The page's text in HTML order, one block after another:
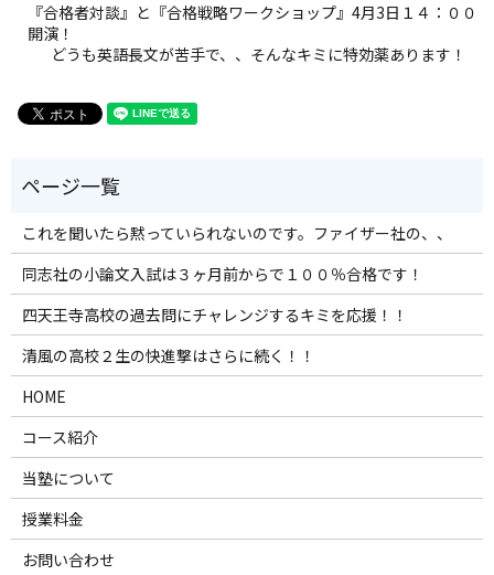
『合格者対談』と『合格戦略ワークショップ』4月3日１４：００
開演！
どうも英語長文が苦手で、、そんなキミに特効薬あります！
これを聞いたら黙っていられないのです。ファイザー社の、、
同志社の小論文入試は３ヶ月前からで１００％合格です！
四天王寺高校の過去問にチャレンジするキミを応援！！
清風の高校２生の快進撃はさらに続く！！
HOME
コース紹介
当塾について
授業料金
お問い合わせ